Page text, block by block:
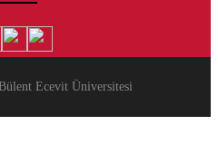
Ecevit Üniversitesi